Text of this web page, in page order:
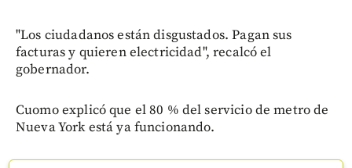
"Los ciudadanos están disgustados. Pagan sus
facturas y quieren electricidad", recalcó el
gobernador.
Cuomo explicó que el 80 % del servicio de metro de
Nueva York está ya funcionando.